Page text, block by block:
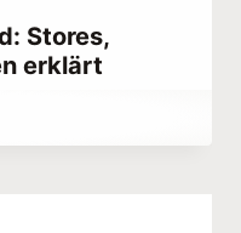
Stores,
erklärt